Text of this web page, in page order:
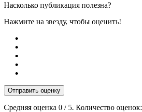
Насколько публикация полезна?
Нажмите на звезду, чтобы оценить!
Отправить оценку
Средняя оценка 0 / 5. Количество оценок: